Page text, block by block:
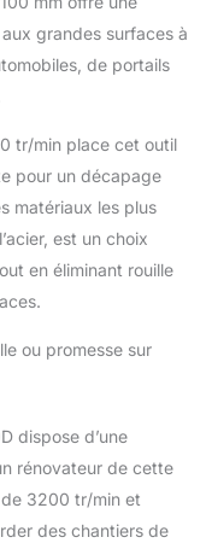
mm,
l'abrasif
carter
une
des
+ une
un
+ un
à un
grandes surfaces à
de portails
tr/min place cet outil
pour un décapage
matériaux les plus
est un choix
en éliminant rouille
ou promesse sur
dispose d’une
rénovateur de cette
de 3200 tr/min et
des chantiers de